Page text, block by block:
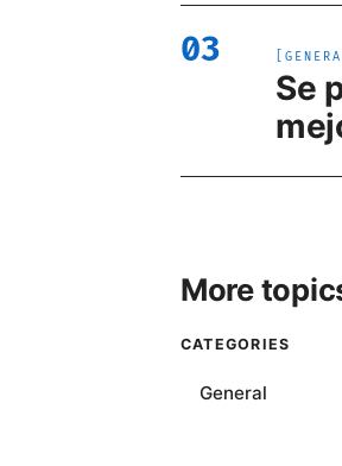
03
Se
More
CATEGORIES
General